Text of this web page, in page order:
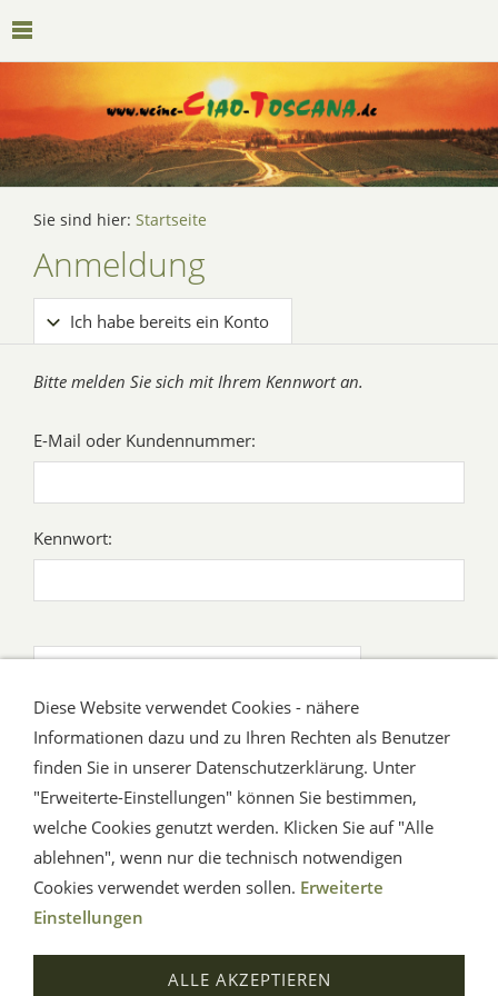
Sie sind hier: Startseite
Anmeldung
Ich habe bereits ein Konto
Bitte melden Sie sich mit Ihrem Kennwort an.
E-Mail oder Kundennummer:
Kennwort:
Ich habe noch kein Konto.
Impressum AGB Widerrufsrecht
Datenschutz
Hilfe
Versand
Diese Website verwendet Cookies - nähere
Informationen dazu und zu Ihren Rechten als Benutzer
finden Sie in unserer Datenschutzerklärung. Unter
"Erweiterte-Einstellungen" können Sie bestimmen,
welche Cookies genutzt werden. Klicken Sie auf "Alle
ablehnen", wenn nur die technisch notwendigen
Cookies verwendet werden sollen. Erweiterte
Einstellungen
ALLE AKZEPTIEREN